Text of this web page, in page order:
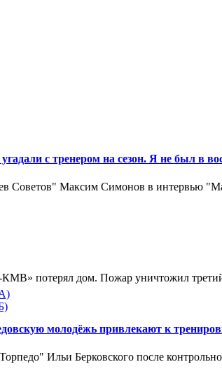
с тренером на сезон. Я не был в
Советов" Максим Симонов в интервью
потерял дом. Пожар уничтожил
молодёжь привлекают к
Ильи Берковского после